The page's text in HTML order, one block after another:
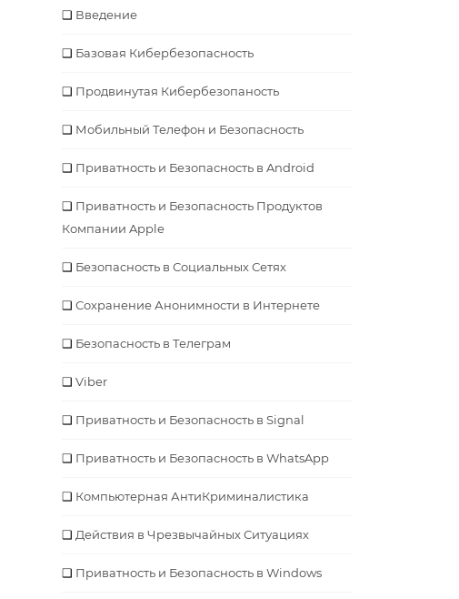
Введение
Базовая Кибербезопаcность
Продвинутая Кибербезопаность
Мобильный Телефон и Безопасность
Приватность и Безопасность в Android
Приватность и Безопасность Продуктов
Компании Apple
Безопаcность в Социальных Сетях
Сохранение Анонимности в Интернете
Безопасность в Телеграм
Viber
Приватность и Безопасность в Signal
Приватность и Безопасность в WhatsApp
Компьютерная АнтиКриминалистика
Действия в Чрезвычайных Ситуациях
Приватность и Безопасность в Windows